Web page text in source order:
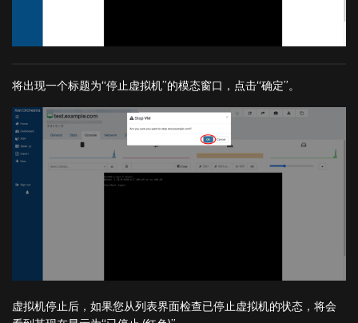
将出现一个标题为“停止虚拟机”的模态窗口，点击“确定”。
虚拟机停止后，如果您从列表界面检查已停止虚拟机的状态，将会